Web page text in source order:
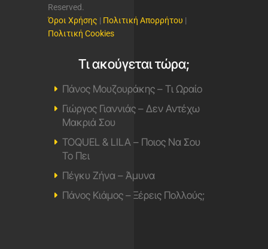
Reserved.
Όροι Χρήσης | Πολιτική Απορρήτου |
Πολιτική Cookies
Τι ακούγεται τώρα;
Πάνος Μουζουράκης – Τι Ωραίο
Γιώργος Γιαννιάς – Δεν Αντέχω
Μακριά Σου
TOQUEL & LILA – Ποιος Να Σου
Το Πει
Πέγκυ Ζήνα – Άμυνα
Πάνος Κιάμος – Ξέρεις Πολλούς;